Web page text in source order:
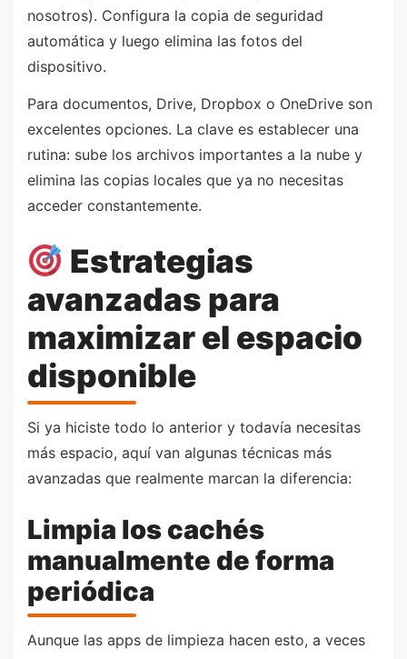
nosotros). Configura la copia de seguridad
automática y luego elimina las fotos del
dispositivo.
Para documentos, Drive, Dropbox o OneDrive son
excelentes opciones. La clave es establecer una
rutina: sube los archivos importantes a la nube y
elimina las copias locales que ya no necesitas
acceder constantemente.
Estrategias
avanzadas para
maximizar el espacio
disponible
Si ya hiciste todo lo anterior y todavía necesitas
más espacio, aquí van algunas técnicas más
avanzadas que realmente marcan la diferencia:
Limpia los cachés
manualmente de forma
periódica
Aunque las apps de limpieza hacen esto, a veces